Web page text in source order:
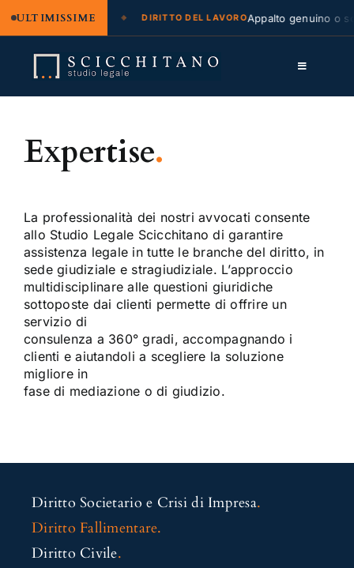
ULTIMISSIME
legale e regresso DIRITTO DEL LAVOROAppalto genuino o
contenuto
Toggle
Cassazione
Approfondimenti
Contatti
LK
Expertise.
La professionalità dei nostri avvocati consente
allo Studio Legale Scicchitano di garantire
assistenza legale in tutte le branche del diritto, in
sede giudiziale e stragiudiziale. L’approccio
multidisciplinare alle questioni giuridiche
sottoposte dai clienti permette di offrire un
servizio di
consulenza a 360° gradi, accompagnando i
clienti e aiutandoli a scegliere la soluzione
migliore in
fase di mediazione o di giudizio.
Diritto Societario e Crisi di Impresa.
Diritto Fallimentare.
Diritto Civile.